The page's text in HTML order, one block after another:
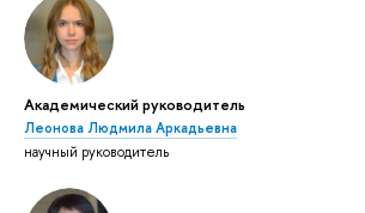
Академический руководитель
Леонова Людмила Аркадьевна
научный руководитель